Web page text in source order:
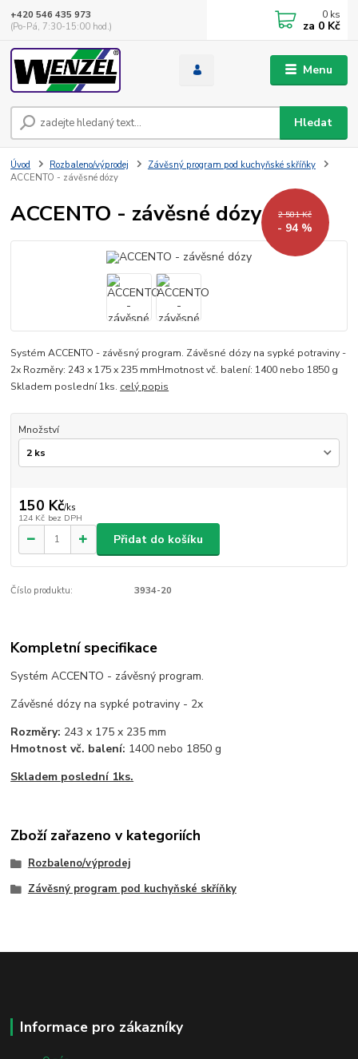
Menu
Hledat
+420 546 435 973
(Po-Pá, 7:30-15:00 hod.)
0 ks
za 0 Kč
Úvod Rozbaleno/výprodej
Závěsný program pod kuchyňské skříňky
ACCENTO - závěsné dózy
ACCENTO - závěsné dózy 2 581 Kč
- 94 %
Systém ACCENTO - závěsný program. Závěsné dózy na sypké potraviny -
2x Rozměry: 243 x 175 x 235 mmHmotnost vč. balení: 1400 nebo 1850 g
Skladem poslední 1ks. celý popis
Množství
150 Kč/ks
124 Kč bez DPH
Přidat do košíku
Číslo produktu: 3934-20
Kompletní specifikace
Systém ACCENTO - závěsný program.
Závěsné dózy na sypké potraviny - 2x
Rozměry: 243 x 175 x 235 mm
Hmotnost vč. balení: 1400 nebo 1850 g
Skladem poslední 1ks.
Zboží zařazeno v kategoriích
Rozbaleno/výprodej
Závěsný program pod kuchyňské skříňky
Informace pro zákazníky